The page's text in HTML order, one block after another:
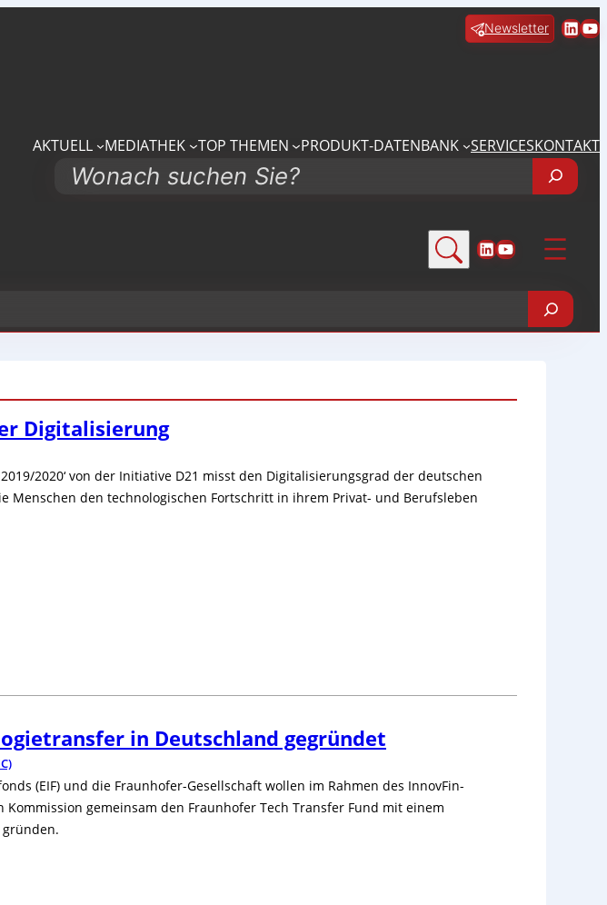
Newsletter
AKTUELL MEDIATHEK TOP THEMEN PRODUKT-DATENBANK SERVICESKONTAKT
Search
LinkedIn
YouTube
Digitalisierung
2020‘ von der Initiative D21 misst den Digitalisierungsgrad der deutschen
Menschen den technologischen Fortschritt in ihrem Privat- und Berufsleben
in Deutschland gegründet
(EIF) und die Fraunhofer-Gesellschaft wollen im Rahmen des InnovFin-
Kommission gemeinsam den Fraunhofer Tech Transfer Fund mit einem
gründen.